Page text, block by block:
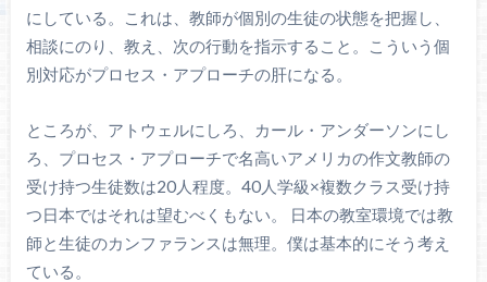
にしている。これは、教師が個別の生徒の状態を把握し、
相談にのり、教え、次の行動を指示すること。こういう個
別対応がプロセス・アプローチの肝になる。
ところが、アトウェルにしろ、カール・アンダーソンにし
ろ、プロセス・アプローチで名高いアメリカの作文教師の
受け持つ生徒数は20人程度。40人学級×複数クラス受け持
つ日本ではそれは望むべくもない。 日本の教室環境では教
師と生徒のカンファランスは無理。僕は基本的にそう考え
ている。